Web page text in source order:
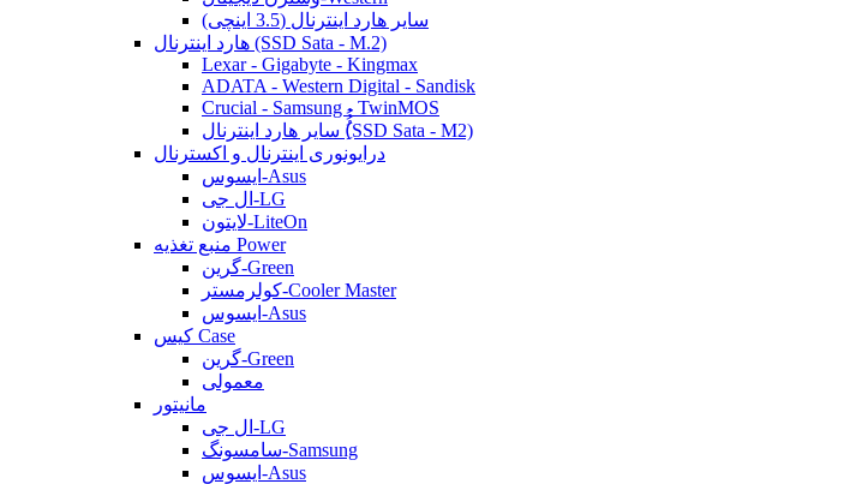
سایر هارد اینترنال (3.5 اینچی)
هارد اینترنال (SSD Sata - M.2)
Lexar - Gigabyte - Kingmax
ADATA - Western Digital - Sandisk
Crucial - Samsung - TwinMOS
سایر هارد اینترنال (ُُُِSSD Sata - M2)
درایونوری اینترنال و اکسترنال
ایسوس-Asus
ال جی-LG
لایتون-LiteOn
منبع تغذیه Power
گرین-Green
کولرمستر-Cooler Master
ایسوس-Asus
کیس Case
گرین-Green
معمولی
مانیتور
ال جی-LG
سامسونگ-Samsung
ایسوس-Asus